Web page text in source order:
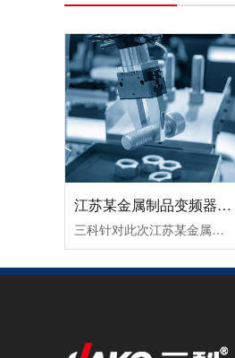
江苏某金属制品变频器节能改造案例！
三科针对此次江苏某金属制品变频器节能改造案例除了采用变频调速让电机达到理想工作转速外，在提高球磨机的研磨效率所取得的节能效果也很好。由于球磨机在设计时，都考虑到保证电动机的最大输出转矩，而实际生产过程中，往往达不到最大输出转矩，电动机处于轻载（不满载）工作状态，其功率因数和效率都较低。这时可通......